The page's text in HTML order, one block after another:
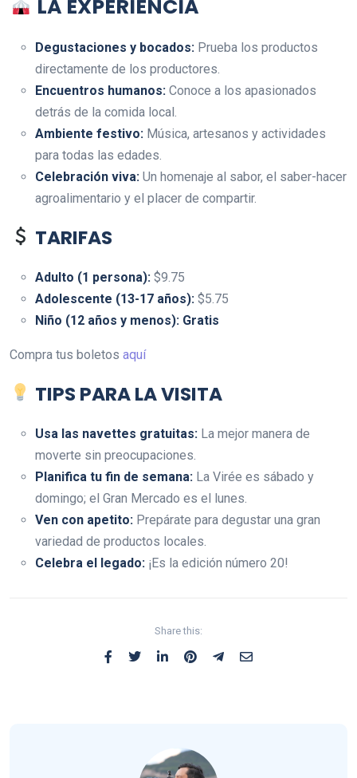
LA EXPERIENCIA
Degustaciones y bocados: Prueba los productos
directamente de los productores.
Encuentros humanos: Conoce a los apasionados
detrás de la comida local.
Ambiente festivo: Música, artesanos y actividades
para todas las edades.
Celebración viva: Un homenaje al sabor, el saber-hacer
agroalimentario y el placer de compartir.
TARIFAS
Adulto (1 persona): $9.75
Adolescente (13-17 años): $5.75
Niño (12 años y menos): Gratis
Compra tus boletos aquí
TIPS PARA LA VISITA
Usa las navettes gratuitas: La mejor manera de
moverte sin preocupaciones.
Planifica tu fin de semana: La Virée es sábado y
domingo; el Gran Mercado es el lunes.
Ven con apetito: Prepárate para degustar una gran
variedad de productos locales.
Celebra el legado: ¡Es la edición número 20!
Share this: